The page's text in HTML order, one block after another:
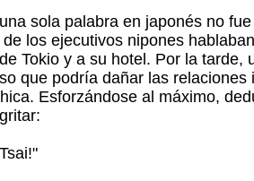
sola palabra en japonés no
los ejecutivos nipones
Tokio y a su hotel. Por la
que podría dañar las
Esforzándose al máximo,